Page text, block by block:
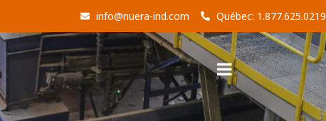
info@nuera-ind.com Québec: 1.877.625.0219